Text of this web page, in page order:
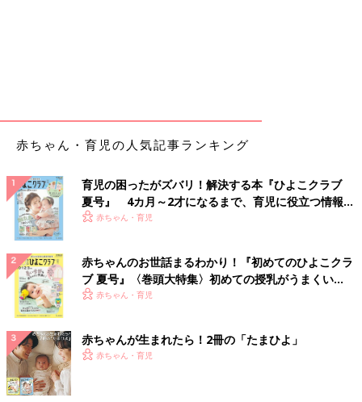
自宅で過ごしたりすることが可能です。
※１ 髄注／背中から針をさして、脳や脊髄のまわりを流れてい
「急性骨髄性白血病」とは？
何らかの異常が起こり、がん細胞が増殖することで発症。0～1才
で発症の小さなピークがあり、その後は年齢とともに少しずつ増
えます。日本では年間約180人が新たに診断されています。
「急性骨髄性白血病」の治療法とは？
抗がん剤を複数組み合わせた治療を行います。基本は静脈注射
（点滴を含む）で投与し、急性リンパ性白血病と同じように髄注
赤ちゃん・育児の人気記事ランキング
育児の困ったがズバリ！解決する本『ひよこクラブ
夏号』 4カ月～2才になるまで、育児に役立つ情報が
いっぱい！
赤ちゃん・育児
赤ちゃんのお世話まるわかり！『初めてのひよこクラ
ブ 夏号』〈巻頭大特集〉初めての授乳がうまくい
く！ おっぱい・ミルクの基本と夏のトラブル 解決テ
赤ちゃん・育児
赤ちゃんが生まれたら！2冊の「たまひよ」
赤ちゃん・育児